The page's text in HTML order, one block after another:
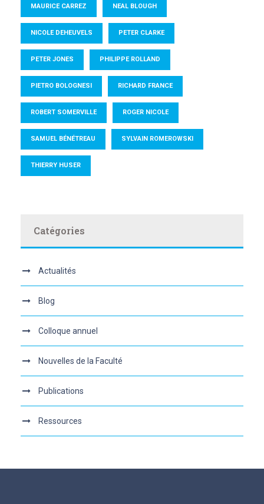
MAURICE CARREZ NEAL BLOUGH
NICOLE DEHEUVELS PETER CLARKE
PETER JONES PHILIPPE ROLLAND
PIETRO BOLOGNESI RICHARD FRANCE
ROBERT SOMERVILLE ROGER NICOLE
SAMUEL BÉNÉTREAU SYLVAIN ROMEROWSKI
THIERRY HUSER
Catégories
Actualités
Blog
Colloque annuel
Nouvelles de la Faculté
Publications
Ressources